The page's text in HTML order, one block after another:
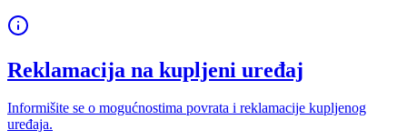
Reklamacija na kupljeni uređaj
Informišite se o mogućnostima povrata i reklamacije kupljenog
uređaja.